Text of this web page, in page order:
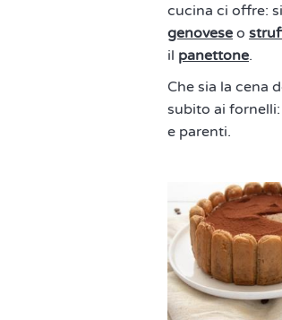
cucina ci offre:
genovese o
il panettone.
Che sia la cena
subito ai
e parenti.